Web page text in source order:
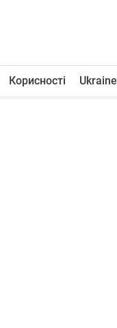
Корисності Ukraine